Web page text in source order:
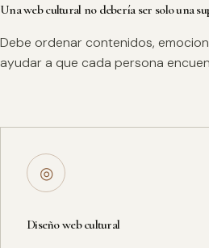
Una web cultural no debería ser solo una
Debe ordenar contenidos,
ayudar a que cada persona
◎
Diseño web cultural